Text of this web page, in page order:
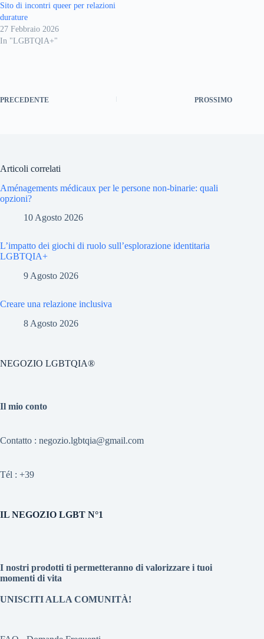
Sito di incontri queer per relazioni
durature
27 Febbraio 2026
In "LGBTQIA+"
PRECEDENTE PROSSIMO
Articoli correlati
Aménagements médicaux per le persone non-binarie: quali
opzioni?
10 Agosto 2026
L’impatto dei giochi di ruolo sull’esplorazione identitaria
LGBTQIA+
9 Agosto 2026
Creare una relazione inclusiva
8 Agosto 2026
NEGOZIO LGBTQIA®
Il mio conto
Contatto : negozio.lgbtqia@gmail.com
Tél : +39
IL NEGOZIO LGBT N°1
I nostri prodotti ti permetteranno di valorizzare i tuoi
momenti di vita
UNISCITI ALLA COMUNITÀ!